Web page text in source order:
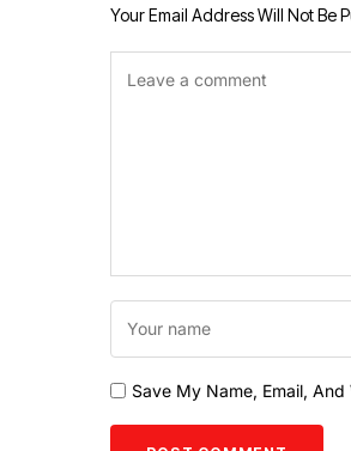
Your Email Address Will Not Be
Save My Name, Email,